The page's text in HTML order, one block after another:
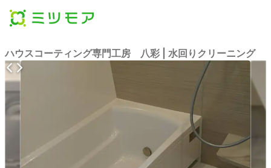
ハウスコーティング専門工房 八彩 | 水回りクリーニング